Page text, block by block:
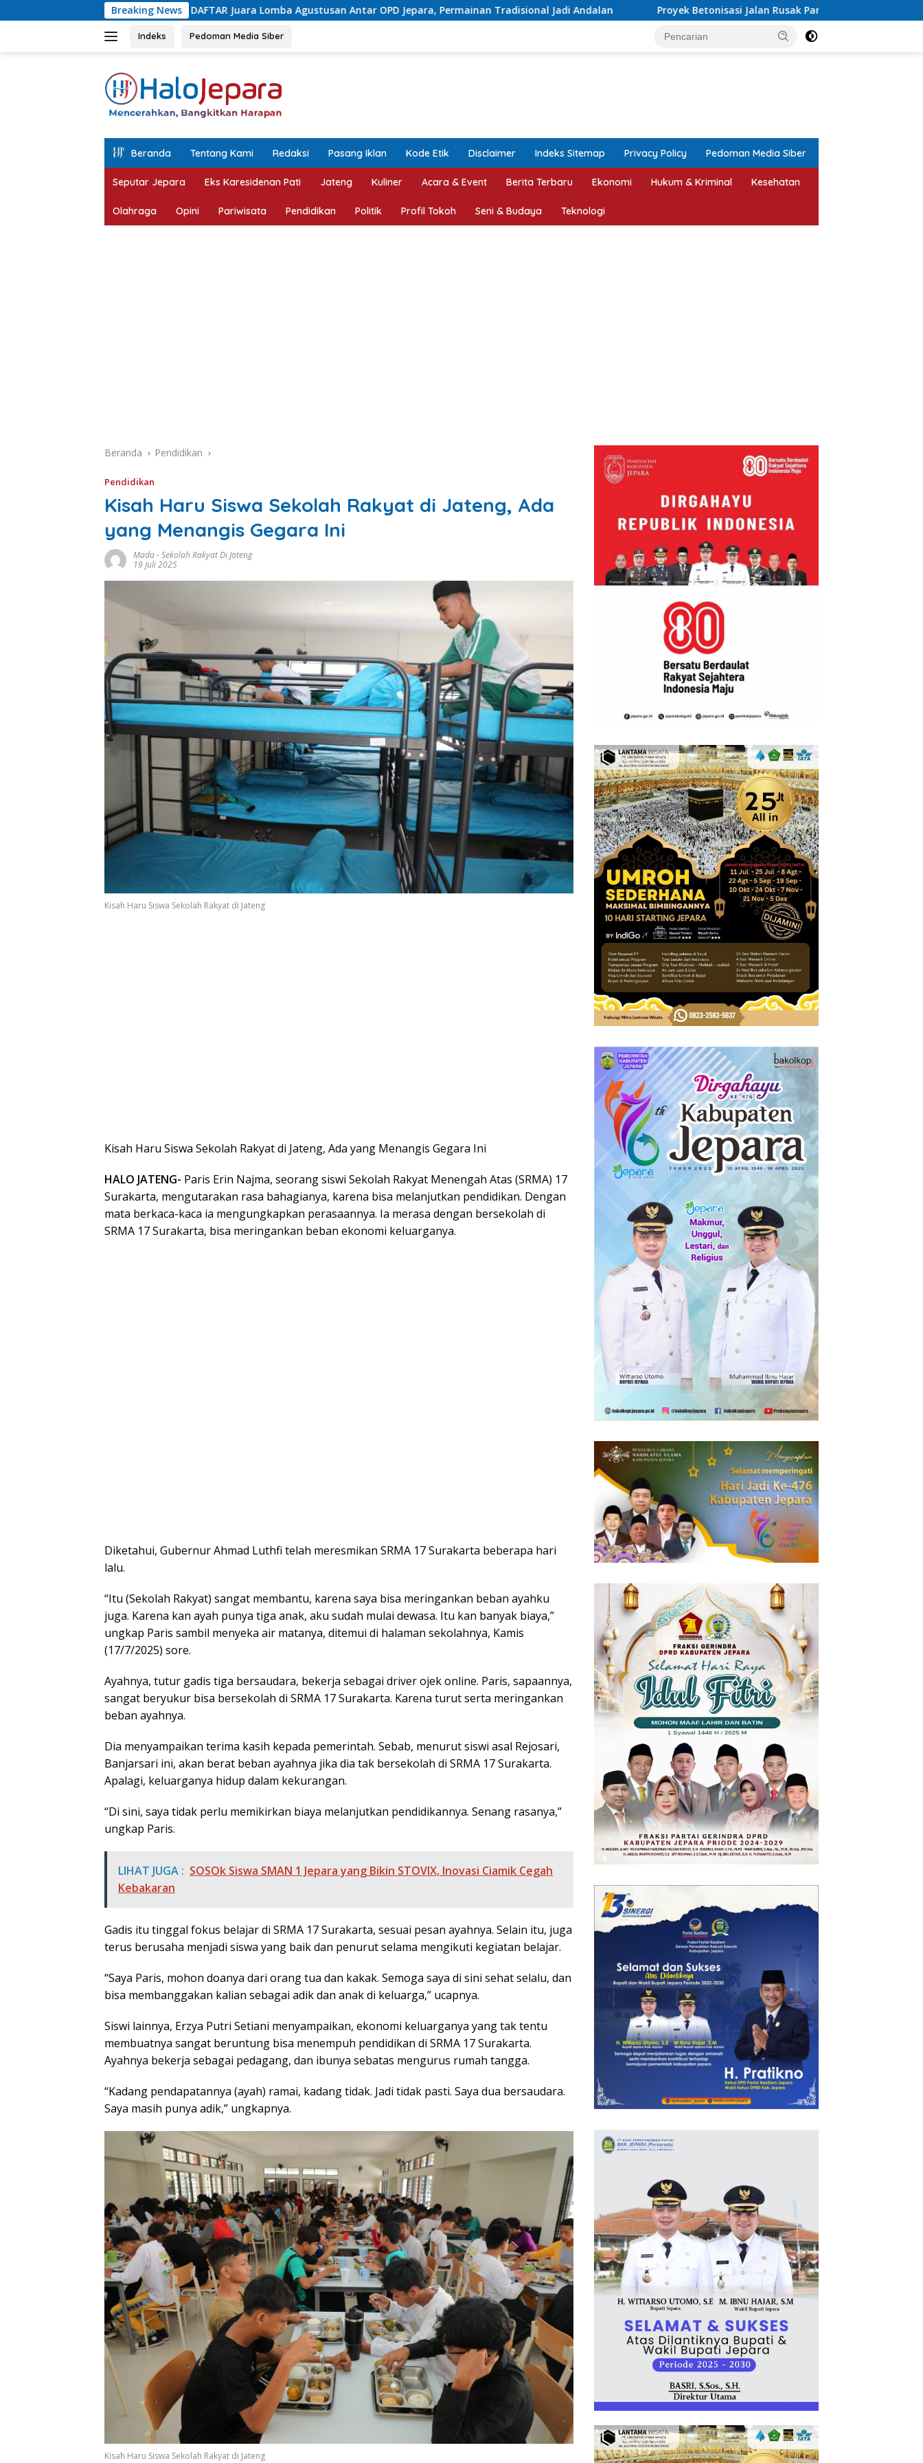
ke
Breaking News
DAFTAR Juara Lomba Agustusan Antar OPD Jepara, Permainan Tradisional Jadi Andalan Proyek Betonisasi Jalan Rusak Parah di Sekuro Mlonggo Ditarget Rampung Akhir
Indeks Pedoman Media Siber
Beranda Tentang Kami Redaksi Pasang Iklan Kode Etik Disclaimer Indeks Sitemap Privacy Policy Pedoman Media Siber
Seputar Jepara Eks Karesidenan Pati Jateng Kuliner Acara & Event Berita Terbaru Ekonomi Hukum & Kriminal Kesehatan
Olahraga Opini Pariwisata Pendidikan Politik Profil Tokoh Seni & Budaya Teknologi
Beranda Pendidikan
Pendidikan
Kisah Haru Siswa Sekolah Rakyat di Jateng, Ada
yang Menangis Gegara Ini
Mada-Sekolah Rakyat Di Jateng
19 Juli 2025
Kisah Haru Siswa Sekolah Rakyat di Jateng
Kisah Haru Siswa Sekolah Rakyat di Jateng, Ada yang Menangis Gegara Ini
HALO JATENG- Paris Erin Najma, seorang siswi Sekolah Rakyat Menengah Atas (SRMA) 17
Surakarta, mengutarakan rasa bahagianya, karena bisa melanjutkan pendidikan. Dengan
mata berkaca-kaca ia mengungkapkan perasaannya. Ia merasa dengan bersekolah di
SRMA 17 Surakarta, bisa meringankan beban ekonomi keluarganya.
Diketahui, Gubernur Ahmad Luthfi telah meresmikan SRMA 17 Surakarta beberapa hari
lalu.
“Itu (Sekolah Rakyat) sangat membantu, karena saya bisa meringankan beban ayahku
juga. Karena kan ayah punya tiga anak, aku sudah mulai dewasa. Itu kan banyak biaya,”
ungkap Paris sambil menyeka air matanya, ditemui di halaman sekolahnya, Kamis
(17/7/2025) sore.
Ayahnya, tutur gadis tiga bersaudara, bekerja sebagai driver ojek online. Paris, sapaannya,
sangat beryukur bisa bersekolah di SRMA 17 Surakarta. Karena turut serta meringankan
beban ayahnya.
Dia menyampaikan terima kasih kepada pemerintah. Sebab, menurut siswi asal Rejosari,
Banjarsari ini, akan berat beban ayahnya jika dia tak bersekolah di SRMA 17 Surakarta.
Apalagi, keluarganya hidup dalam kekurangan.
“Di sini, saya tidak perlu memikirkan biaya melanjutkan pendidikannya. Senang rasanya,”
ungkap Paris.
LIHAT JUGA : SOSOk Siswa SMAN 1 Jepara yang Bikin STOVIX, Inovasi Ciamik Cegah
Kebakaran
Gadis itu tinggal fokus belajar di SRMA 17 Surakarta, sesuai pesan ayahnya. Selain itu, juga
terus berusaha menjadi siswa yang baik dan penurut selama mengikuti kegiatan belajar.
“Saya Paris, mohon doanya dari orang tua dan kakak. Semoga saya di sini sehat selalu, dan
bisa membanggakan kalian sebagai adik dan anak di keluarga,” ucapnya.
Siswi lainnya, Erzya Putri Setiani menyampaikan, ekonomi keluarganya yang tak tentu
membuatnya sangat beruntung bisa menempuh pendidikan di SRMA 17 Surakarta.
Ayahnya bekerja sebagai pedagang, dan ibunya sebatas mengurus rumah tangga.
“Kadang pendapatannya (ayah) ramai, kadang tidak. Jadi tidak pasti. Saya dua bersaudara.
Saya masih punya adik,” ungkapnya.
Kisah Haru Siswa Sekolah Rakyat di Jateng